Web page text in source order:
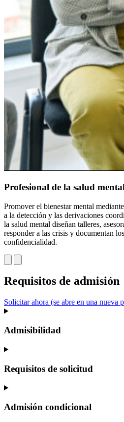
Profesional de la salud mental
Promover el bienestar mental
a la detección y las derivaciones
la salud mental diseñan talleres,
responder a las crisis y documentan
confidencialidad.
Requisitos de admisión
Solicitar ahora (se abre en una nueva
Admisibilidad
Requisitos de solicitud
Admisión condicional